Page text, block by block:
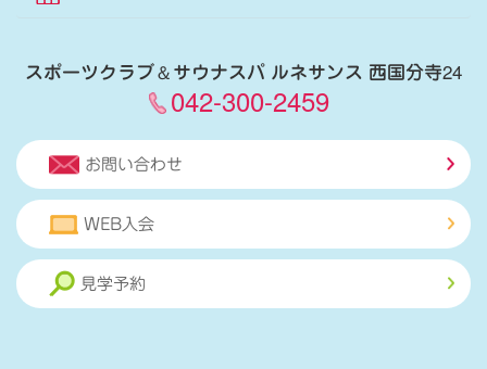
スポーツクラブ＆サウナスパ ルネサンス 西国分寺24
042-300-2459
お問い合わせ
WEB入会
見学予約